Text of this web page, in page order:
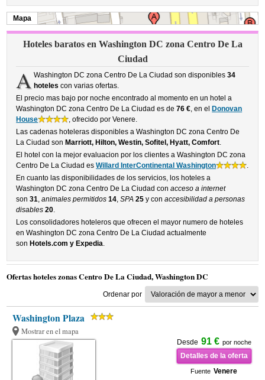
Mapa
Hoteles baratos en Washington DC zona Centro De La
Ciudad
A Washington DC zona Centro De La Ciudad son disponibles 34
hoteles con varias ofertas.
El precio mas bajo por noche encontrado al momento en un hotel a
Washington DC zona Centro De La Ciudad es de76 €, en el
Donovan
House
, ofrecido por Venere.
Las cadenas hoteleras disponibles a Washington DC zona Centro De
La Ciudad son Marriott, Hilton, Westin, Sofitel, Hyatt, Comfort.
El hotel con la mejor evaluacion por los clientes a Washington DC zona
Centro De La Ciudad esWillard InterContinental Washington
.
En cuanto las disponibilidades de los servicios, los hoteles a
Washington DC zona Centro De La Ciudad conacceso a internet
son31,animales permitidos 14,SPA 25 y conaccesibilidad a personas
disables 20.
Los consolidadores hoteleros que ofrecen el mayor numero de hoteles
en Washington DC zona Centro De La Ciudad actualmente
son Hotels.com y Expedia.
Ofertas hoteles zonas Centro De La Ciudad, Washington DC
Ordenar por
Washington Plaza
Mostrar en el mapa
Desde 91 € por noche
Detalles de la oferta
Fuente Venere